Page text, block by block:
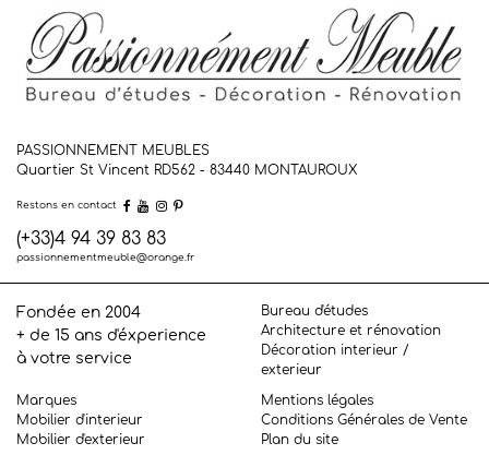
PASSIONNEMENT MEUBLES
Quartier St Vincent RD562 - 83440 MONTAUROUX
Restons en contact
(+33)4 94 39 83 83
passionnementmeuble@orange.fr
Fondée en 2004
+ de 15 ans d'éxperience
à votre service
Bureau d'études
Architecture et rénovation
Décoration interieur /
exterieur
Marques
Mobilier d'interieur
Mobilier d'exterieur
Mentions légales
Conditions Générales de Vente
Plan du site